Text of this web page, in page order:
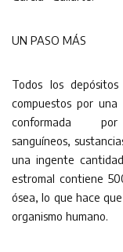
UN PASO MÁS
Todos los
compuestos por
conformada
sanguíneos,
una ingente
estromal contiene
ósea, lo que hace
organismo humano.